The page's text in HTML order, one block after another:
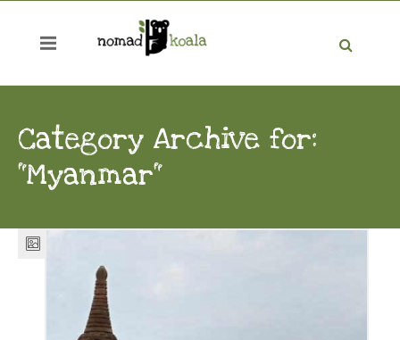
Category Archive for:
"Myanmar"